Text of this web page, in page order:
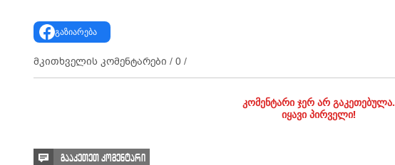
გაზიარება
მკითხველის კომენტარები / 0 /
კომენტარი ჯერ არ გაკეთებულა.
იყავი პირველი!
გააკეთეთ კომენტარი